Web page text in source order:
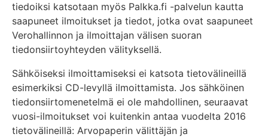
tiedoiksi katsotaan myös Palkka.fi -palvelun kautta
saapuneet ilmoitukset ja tiedot, jotka ovat saapuneet
Verohallinnon ja ilmoittajan välisen suoran
tiedonsiirtoyhteyden välityksellä.
Sähköiseksi ilmoittamiseksi ei katsota tietovälineillä
esimerkiksi CD-levyllä ilmoittamista. Jos sähköinen
tiedonsiirtomenetelmä ei ole mahdollinen, seuraavat
vuosi-ilmoitukset voi kuitenkin antaa vuodelta 2016
tietovälineillä: Arvopaperin välittäjän ja